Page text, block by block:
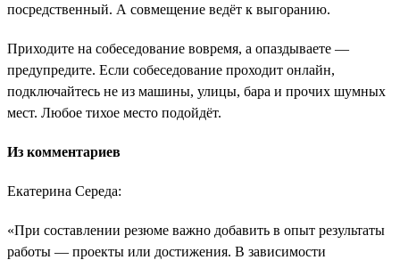
посредственный. А совмещение ведёт к выгоранию.
Приходите на собеседование вовремя, а опаздываете ―
предупредите. Если собеседование проходит онлайн,
подключайтесь не из машины, улицы, бара и прочих шумных
мест. Любое тихое место подойдёт.
Из комментариев
Екатерина Середа:
«При составлении резюме важно добавить в опыт результаты
работы ― проекты или достижения. В зависимости